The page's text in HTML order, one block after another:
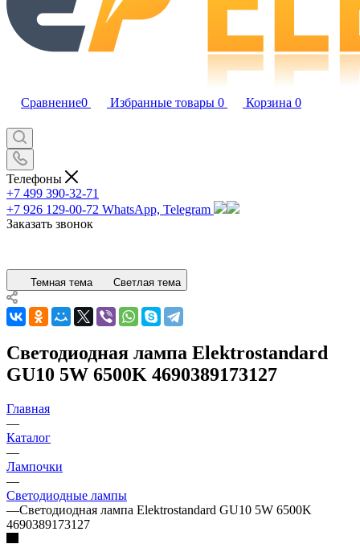
Сравнение0 Избранные товары 0 Корзина 0
Телефоны
+7 499 390-32-71
+7 926 129-00-72 WhatsApp, Telegram
Заказать звонок
Темная тема Светлая тема
Светодиодная лампа Elektrostandard
GU10 5W 6500K 4690389173127
Главная
—
Каталог
—
Лампочки
—
Светодиодные лампы
—Светодиодная лампа Elektrostandard GU10 5W 6500K
4690389173127